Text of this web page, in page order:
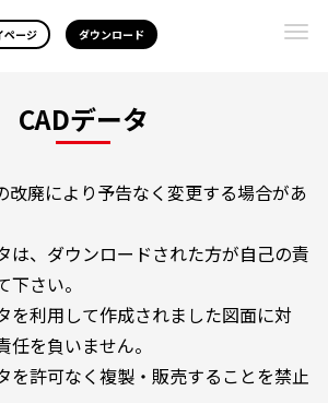
ページ ダウンロード
CADデータ
改廃により予告なく変更する場合があ
は、ダウンロードされた方が自己の責
さい。
を利用して作成されました図面に対
任を負いません。
を許可なく複製・販売することを禁止